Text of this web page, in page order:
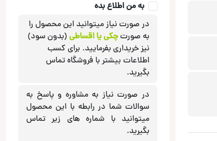
به من اطلاع بده
در صورت نیاز میتوانید این محصول را
به صورتچکی یا اقساطی (بدون سود)
نیز خریداری بفرمایید. برای کسب
اطلاعات بیشتر با فروشگاه تماس
بگیرید.
در صورت نیاز به مشاوره و پاسخ به
سوالات شما در رابطه با این محصول
میتوانید با شماره های زیر تماس
بگیرید.